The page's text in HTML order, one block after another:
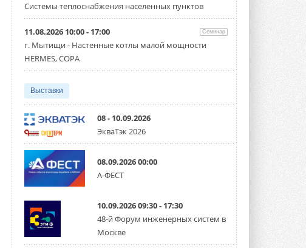
ЦОД с плотностью 54 кВт на
стойку
3 АВГУСТА 2026
систему DVM на R32
Линейка включает семь типоразмеров
производительностью от 22,4 до 56 кВт.
Суммарная длина трубопроводов ...
3 АВГУСТА 2026
«СиСофт Девелопмент» подвел
итоги конкурса студенческих
стартует уже в сентябре 2026 года ...
3 АВГУСТА 2026
«Русклимат» укрепляет
Системы теплоснабжения населенных пунктов
11.08.2026 10:00 - 17:00 Семинар
г. Мытищи - Настенные котлы малой мощности
HERMES, COPA
Выставки
08 - 10.09.2026
ЭкваТэк 2026
08.09.2026 00:00
А-ФЕСТ
10.09.2026 09:30 - 17:30
48-й Форум инженерных систем в
Москве